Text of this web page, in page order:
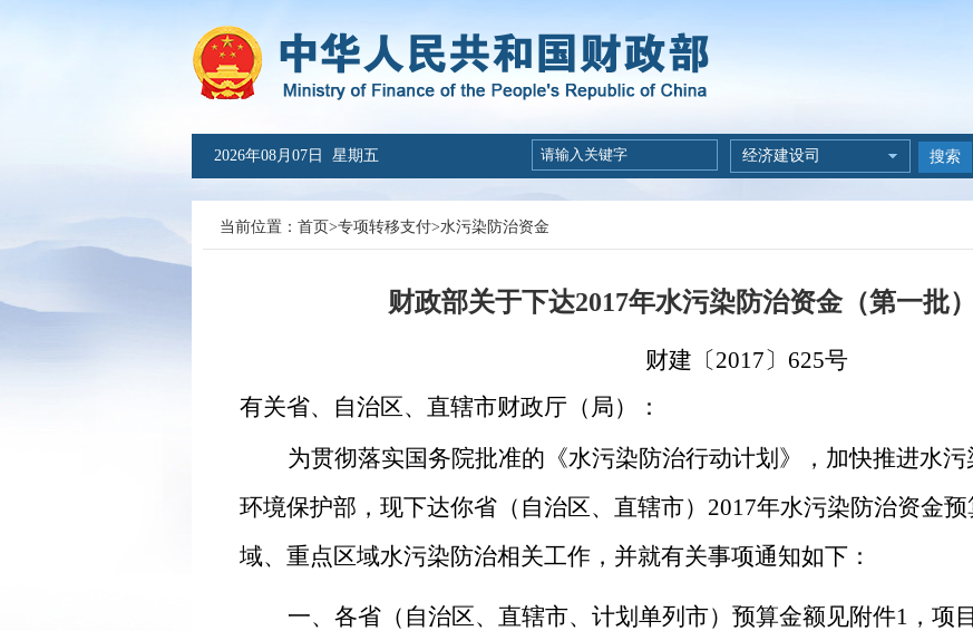
2026年08月07日 星期五 经济建设司 搜索
当前位置： 首页>专项转移支付>水污染防治资金
财政部关于下达2017年水污染防治资金（第一批
财建〔2017〕625号
有关省、自治区、直辖市财政厅（局）：
为贯彻落实国务院批准的《水污染防治行动计划》，加快推进水
环境保护部，现下达你省（自治区、直辖市） 2017年水污染防治资金
域、重点区域水污染防治相关工作，并就有关事项通知如下：
一、各省（自治区、直辖市、计划单列市）预算金额见附件1 ，项